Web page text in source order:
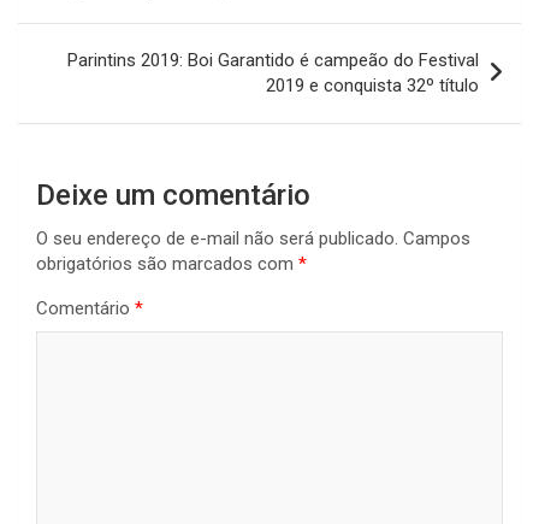
Post
Parintins 2019: Boi Garantido é campeão do Festival
2019 e conquista 32º título
Deixe um comentário
O seu endereço de e-mail não será publicado. Campos
obrigatórios são marcados com *
Comentário *